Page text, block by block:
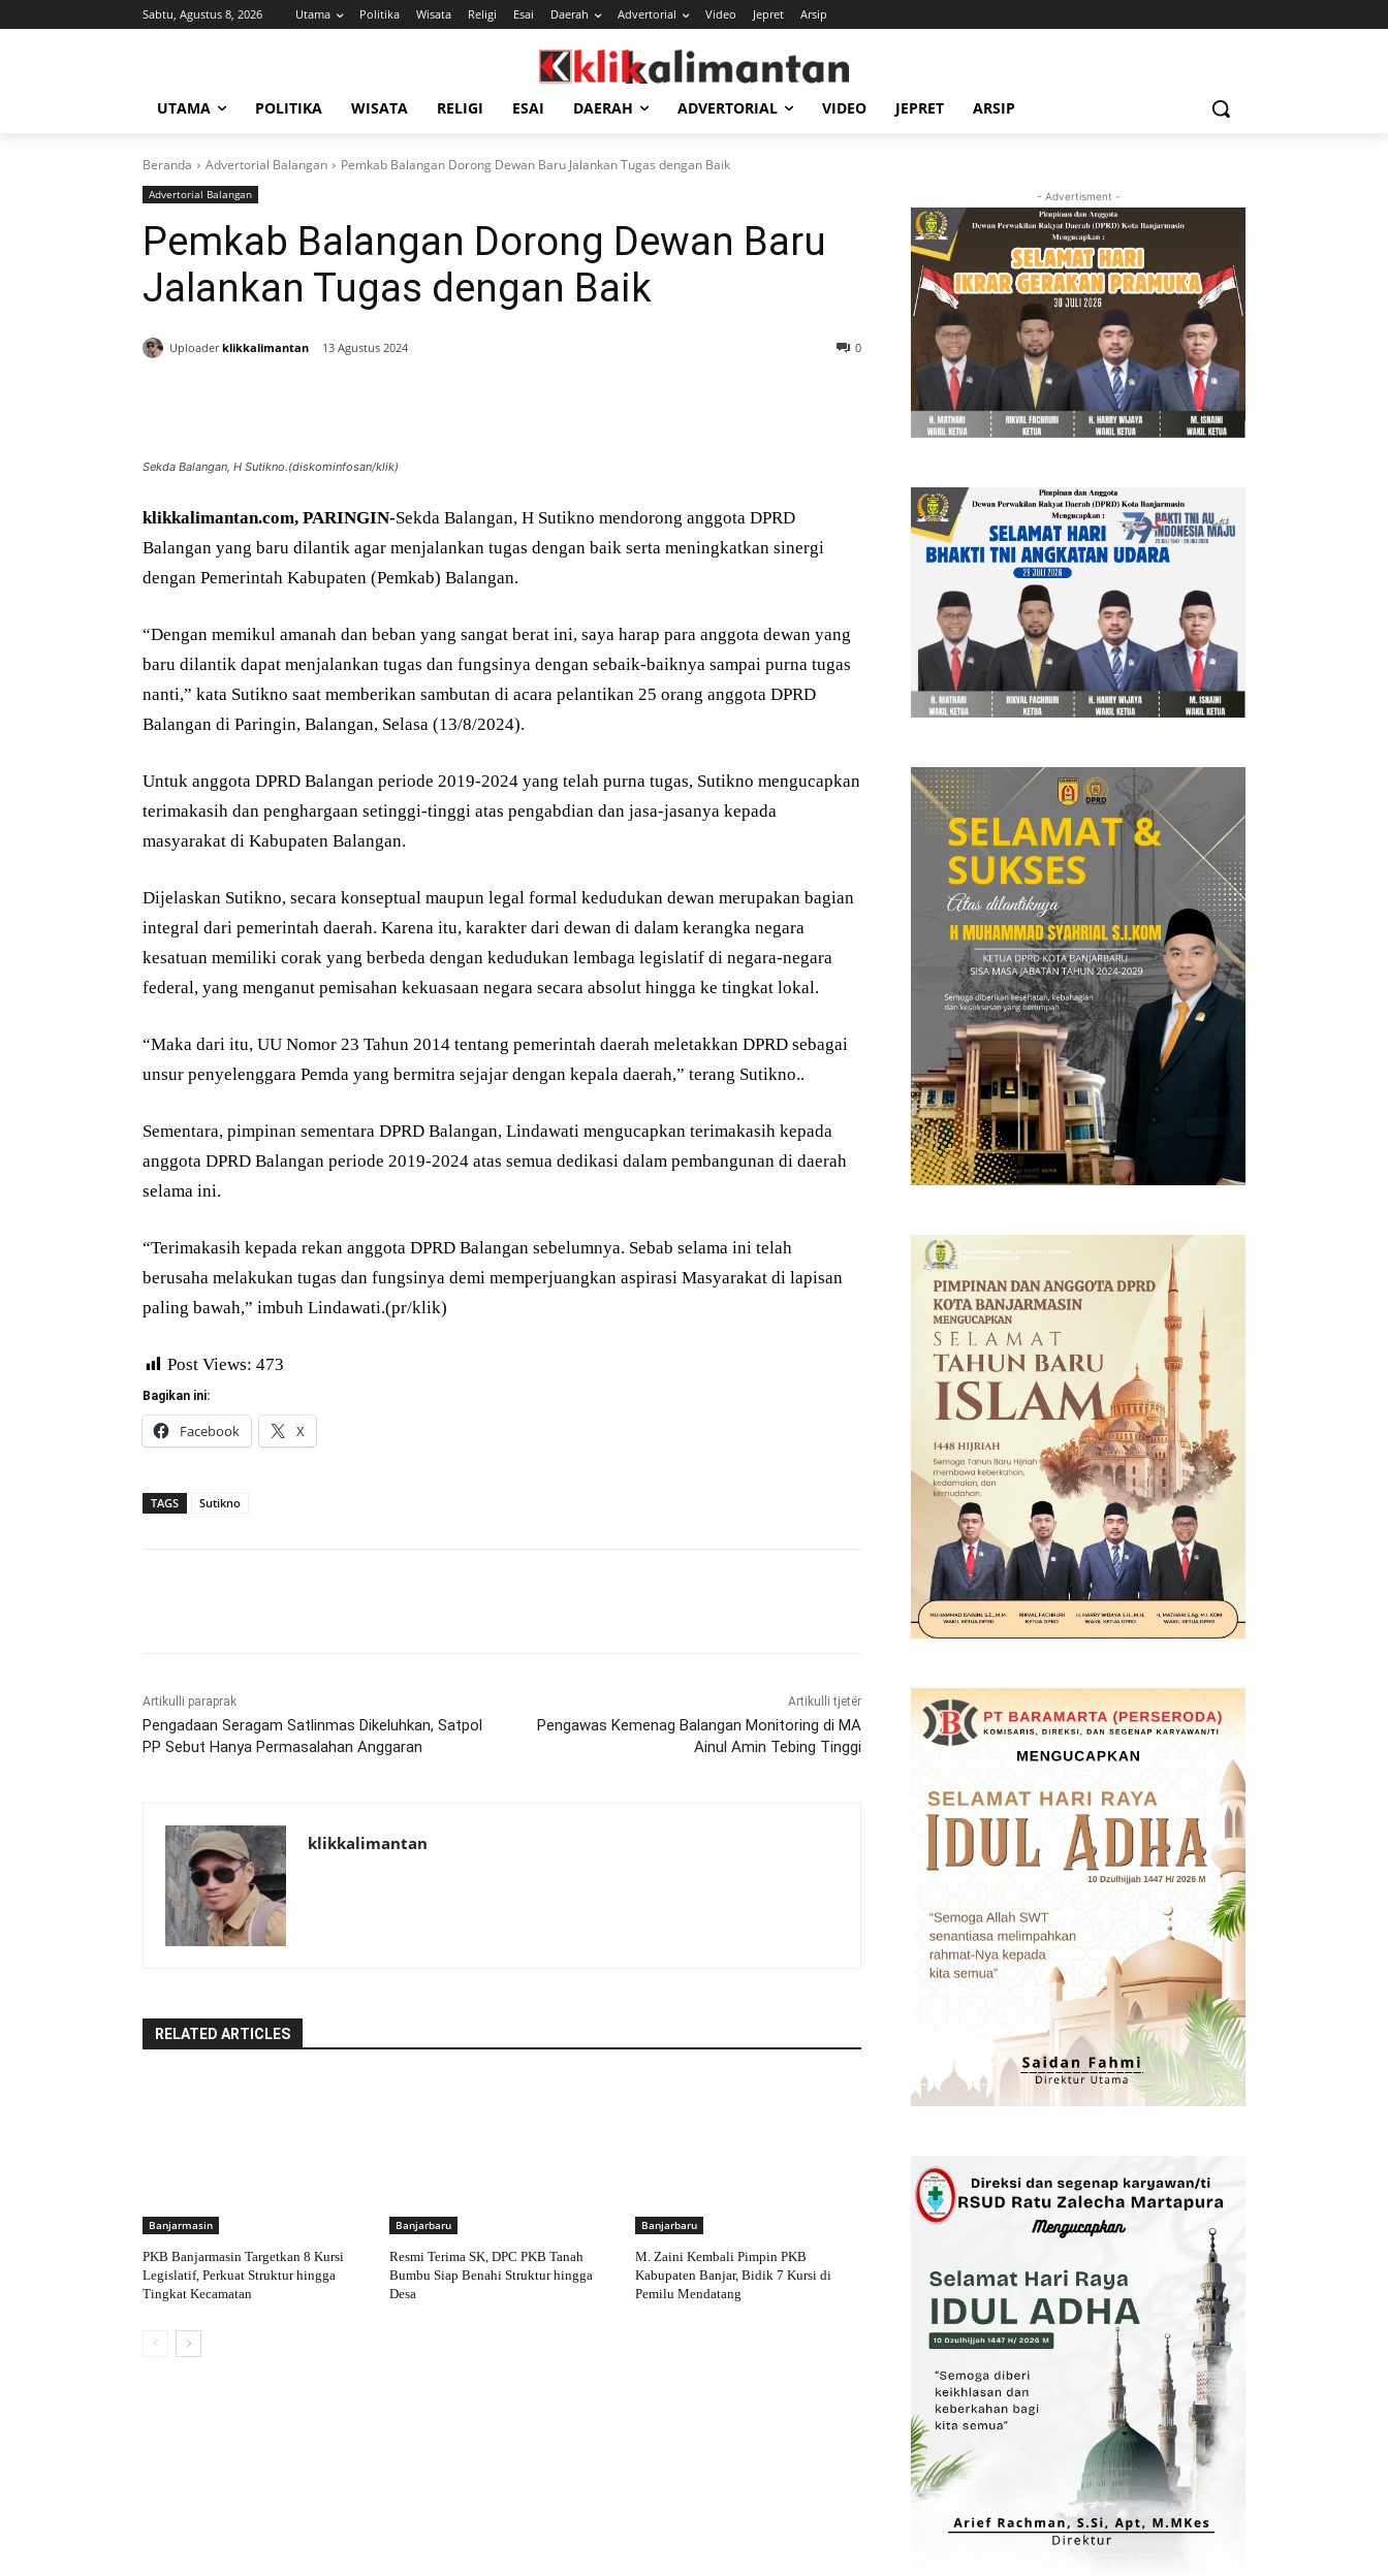
Sabtu, Agustus 8, 2026 Utama Politika Wisata Religi Esai Daerah Advertorial Video Jepret Arsip
UTAMA POLITIKA WISATA RELIGI ESAI DAERAH ADVERTORIAL VIDEO JEPRET ARSIP
Beranda Advertorial Balangan Pemkab Balangan Dorong Dewan Baru Jalankan Tugas dengan Baik
Advertorial Balangan
Pemkab Balangan Dorong Dewan Baru
Jalankan Tugas dengan Baik
Uploader klikkalimantan 13 Agustus 2024 0
Sekda Balangan, H Sutikno.(diskominfosan/klik)
klikkalimantan.com, PARINGIN-Sekda Balangan, H Sutikno mendorong anggota DPRD
Balangan yang baru dilantik agar menjalankan tugas dengan baik serta meningkatkan sinergi
dengan Pemerintah Kabupaten (Pemkab) Balangan.
“Dengan memikul amanah dan beban yang sangat berat ini, saya harap para anggota dewan yang
baru dilantik dapat menjalankan tugas dan fungsinya dengan sebaik-baiknya sampai purna tugas
nanti,” kata Sutikno saat memberikan sambutan di acara pelantikan 25 orang anggota DPRD
Balangan di Paringin, Balangan, Selasa (13/8/2024).
Untuk anggota DPRD Balangan periode 2019-2024 yang telah purna tugas, Sutikno mengucapkan
terimakasih dan penghargaan setinggi-tinggi atas pengabdian dan jasa-jasanya kepada
masyarakat di Kabupaten Balangan.
Dijelaskan Sutikno, secara konseptual maupun legal formal kedudukan dewan merupakan bagian
integral dari pemerintah daerah. Karena itu, karakter dari dewan di dalam kerangka negara
kesatuan memiliki corak yang berbeda dengan kedudukan lembaga legislatif di negara-negara
federal, yang menganut pemisahan kekuasaan negara secara absolut hingga ke tingkat lokal.
“Maka dari itu, UU Nomor 23 Tahun 2014 tentang pemerintah daerah meletakkan DPRD sebagai
unsur penyelenggara Pemda yang bermitra sejajar dengan kepala daerah,” terang Sutikno..
Sementara, pimpinan sementara DPRD Balangan, Lindawati mengucapkan terimakasih kepada
anggota DPRD Balangan periode 2019-2024 atas semua dedikasi dalam pembangunan di daerah
selama ini.
“Terimakasih kepada rekan anggota DPRD Balangan sebelumnya. Sebab selama ini telah
berusaha melakukan tugas dan fungsinya demi memperjuangkan aspirasi Masyarakat di lapisan
paling bawah,” imbuh Lindawati.(pr/klik)
Post Views: 473
Bagikan ini:
Facebook X
TAGS Sutikno
Artikulli paraprak
Pengadaan Seragam Satlinmas Dikeluhkan, Satpol
PP Sebut Hanya Permasalahan Anggaran
Artikulli tjetër
Pengawas Kemenag Balangan Monitoring di MA
Ainul Amin Tebing Tinggi
klikkalimantan
RELATED ARTICLES
Banjarmasin
PKB Banjarmasin Targetkan 8 Kursi
Legislatif, Perkuat Struktur hingga
Tingkat Kecamatan
Banjarbaru
Resmi Terima SK, DPC PKB Tanah
Bumbu Siap Benahi Struktur hingga
Desa
Banjarbaru
M. Zaini Kembali Pimpin PKB
Kabupaten Banjar, Bidik 7 Kursi di
Pemilu Mendatang
- Advertisment -